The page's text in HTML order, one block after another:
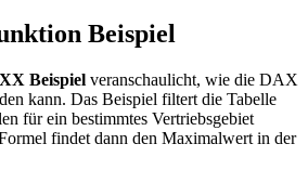
Beispiel
Beispiel veranschaulicht, wie die DAX
kann. Das Beispiel filtert die Tabelle
für ein bestimmtes Vertriebsgebiet
findet dann den Maximalwert in der